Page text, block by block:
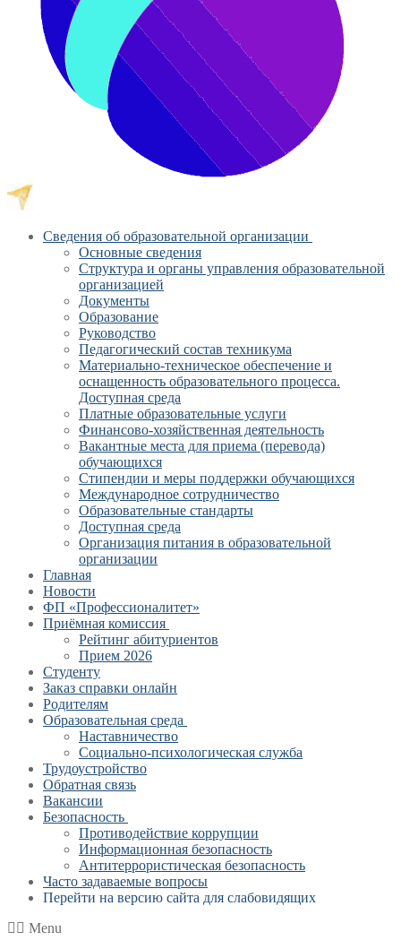
Сведения об образовательной организации
Основные сведения
Структура и органы управления образовательной
организацией
Документы
Образование
Руководство
Педагогический состав техникума
Материально-техническое обеспечение и
оснащенность образовательного процесса.
Доступная среда
Платные образовательные услуги
Финансово-хозяйственная деятельность
Вакантные места для приема (перевода)
обучающихся
Стипендии и меры поддержки обучающихся
Международное сотрудничество
Образовательные стандарты
Доступная среда
Организация питания в образовательной
организации
Главная
Новости
ФП «Профессионалитет»
Приёмная комиссия
Рейтинг абитуриентов
Прием 2026
Студенту
Заказ справки онлайн
Родителям
Образовательная среда
Наставничество
Социально-психологическая служба
Трудоустройство
Обратная связь
Вакансии
Безопасность
Противодействие коррупции
Информационная безопасность
Антитеррористическая безопасность
Часто задаваемые вопросы
Перейти на версию сайта для слабовидящих
Menu